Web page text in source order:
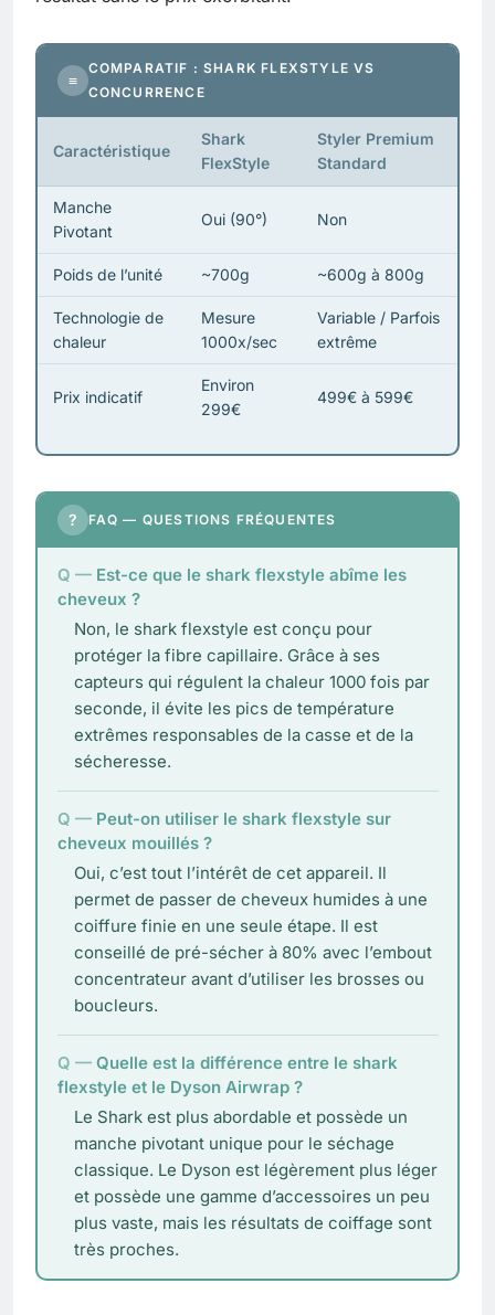
≡
COMPARATIF : SHARK FLEXSTYLE VS
CONCURRENCE
Caractéristique
Shark
FlexStyle
Styler Premium
Standard
Manche
Pivotant
Oui (90°) Non
Poids de l’unité ~700g ~600g à 800g
Technologie de
chaleur
Mesure
1000x/sec
Variable / Parfois
extrême
Prix indicatif
Environ
299€
499€ à 599€
? FAQ — QUESTIONS FRÉQUENTES
Est-ce que le shark flexstyle abîme les
cheveux ?
Non, le shark flexstyle est conçu pour
protéger la fibre capillaire. Grâce à ses
capteurs qui régulent la chaleur 1000 fois par
seconde, il évite les pics de température
extrêmes responsables de la casse et de la
sécheresse.
Peut-on utiliser le shark flexstyle sur
cheveux mouillés ?
Oui, c’est tout l’intérêt de cet appareil. Il
permet de passer de cheveux humides à une
coiffure finie en une seule étape. Il est
conseillé de pré-sécher à 80% avec l’embout
concentrateur avant d’utiliser les brosses ou
boucleurs.
Quelle est la différence entre le shark
flexstyle et le Dyson Airwrap ?
Le Shark est plus abordable et possède un
manche pivotant unique pour le séchage
classique. Le Dyson est légèrement plus léger
et possède une gamme d’accessoires un peu
plus vaste, mais les résultats de coiffage sont
très proches.